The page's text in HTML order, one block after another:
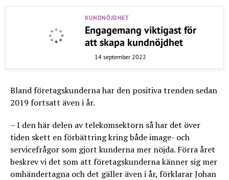
KUNDNÖJDHET
Engagemang viktigast för
att skapa kundnöjdhet
14 september 2022
Bland företagskunderna har den positiva trenden sedan
2019 fortsatt även i år.
– I den här delen av telekomsektorn så har det över
tiden skett en förbättring kring både image- och
servicefrågor som gjort kunderna mer nöjda. Förra året
beskrev vi det som att företagskunderna känner sig mer
omhändertagna och det gäller även i år, förklarar Johan